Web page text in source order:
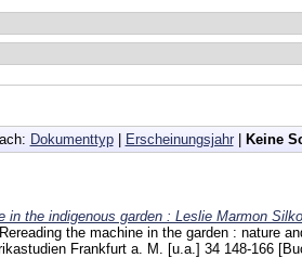
Dokumenttyp| Erscheinungsjahr| Keine
in the indigenous garden : Leslie Marmon
Rereading the machine in the garden : nature
Frankfurt a. M. [u.a.] 34 148-166